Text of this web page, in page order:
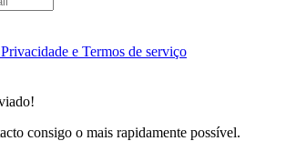
e Termos de serviço
consigo o mais rapidamente possível.